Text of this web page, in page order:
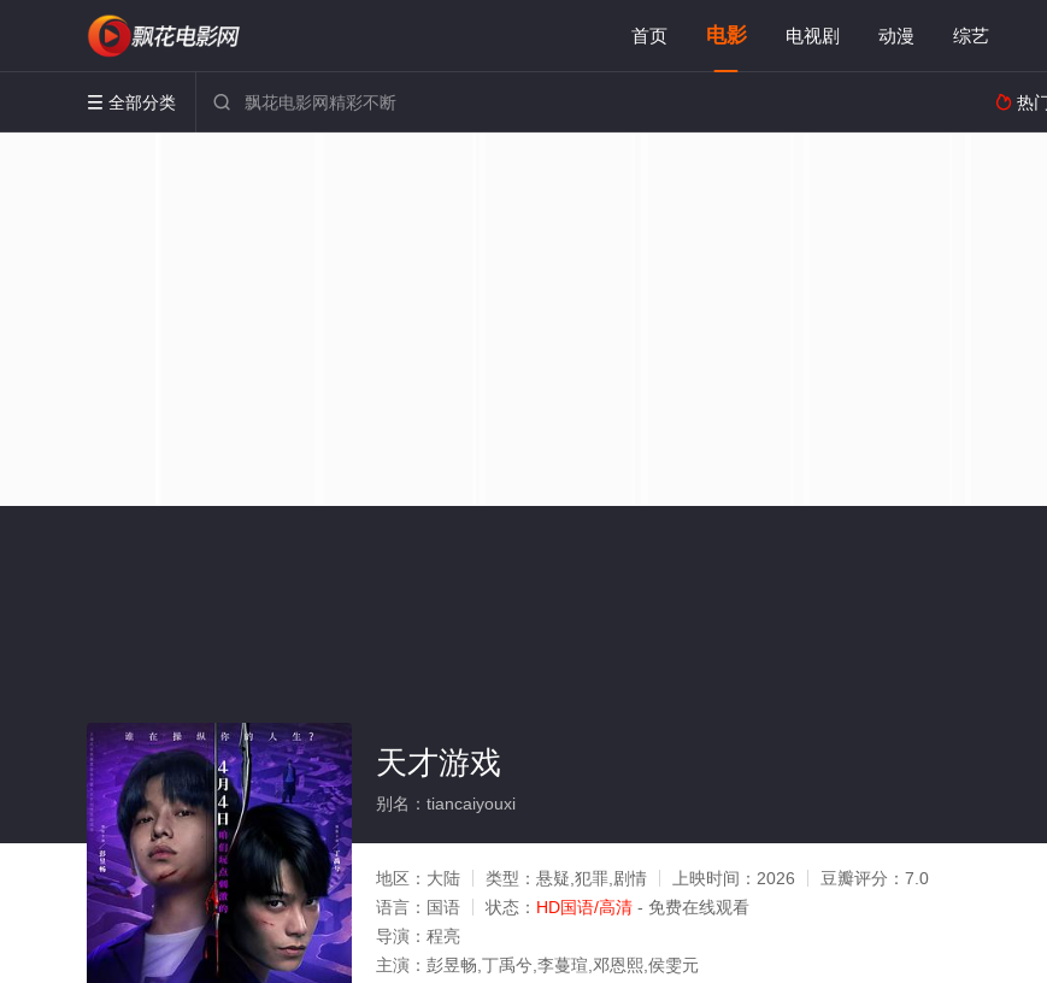
首页 电影 电视剧 动漫 综艺
 全部分类   热
天才游戏
别名：tiancaiyouxi
地区： 大陆 类型： 悬疑,犯罪,剧情 上映时间： 2026 豆瓣评分： 7.0
语言： 国语 状态： HD国语/高清 - 免费在线观看
导演： 程亮
主演： 彭昱畅,丁禹兮,李蔓瑄,邓恩熙,侯雯元